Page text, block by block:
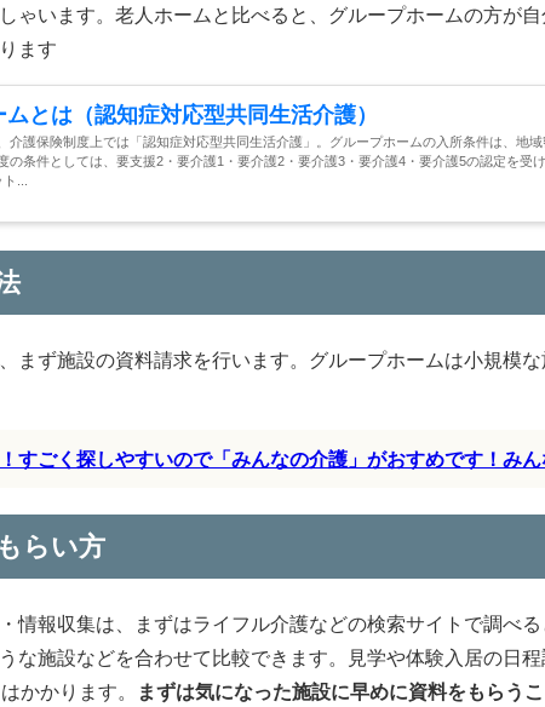
ゃいます。老人ホームと比べると、グループホームの方が
ます
とは（認知症対応型共同生活介護）
介護保険制度上では「認知症対応型共同生活介護」。グループホームの入所条件は、地
の条件としては、要支援2・要介護1・要介護2・要介護3・要介護4・要介護5の認定を受
...
まず施設の資料請求を行います。グループホームは小規模
すごく探しやすいので「みんなの介護」がおすめです！み
らい方
情報収集は、まずはライフル介護などの検索サイトで調べ
な施設などを合わせて比較できます。見学や体験入居の日程
かかります。
まずは気になった施設に早めに資料をもらうこ